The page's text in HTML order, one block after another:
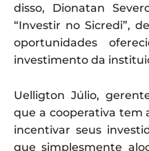
disso, Dionatan
“Investir no Sicredi”,
oportunidades
investimento da
Uelligton Júlio,
que a cooperativa tem
incentivar seus
que simplesmente